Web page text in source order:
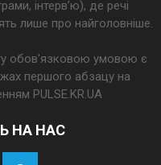
інтерв’ю), де речі
лише про найголовніше.
обов'язковою умовою є
першого абзацу на
PULSE.KR.UA
НА НАС